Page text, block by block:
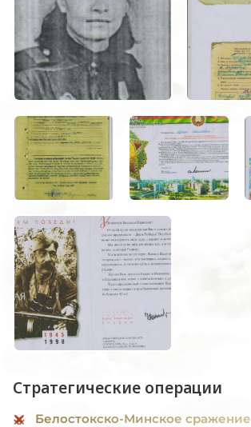
Стратегические операции
Белостокско-Минское сражение